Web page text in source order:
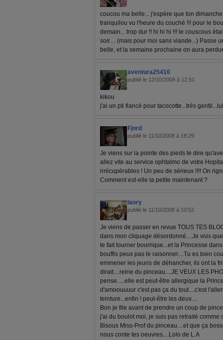
coucou ma belle... j'espère que ton
tranquilou vu l'heure du couché !!! pour le
demain... trop dur !! hi hi hi !!! le couscous
soir.... (mais pour moi sans viande...) Passe
belle, et la semaine prochaine on aura
aventura25410
publié le 12/10/2008 à 12:51
kikou
j'ai un pti fiancé pour tacocotte...très
Fjord
publié le 11/10/2008 à 18:29
Je viens sur la pointe des pieds te dire
allez vite au service ophtalmo de votre
irrécupérables ! Un peu de sérieux !!!! On
Comment est-elle la petite maintenant ?
laory
publié le 11/10/2008 à 10:52
Je viens de passer en revue TOUS TES
dans mon cliquage désordonné....Je vois
te fait tourner bourrique...et la Princesse
bouffis peux pas le raisonner....Tu es bien
emmener les jeuns de déhancher, ils ont la
dirait....reine du pinceau....JE VEUX LES
pense.....elle est peut-être allergique la
d'amoouuuur c'est pas ça du tout....c'est
teinture...enfin ! peut-être les deux....
Bon je file avant de prendre un coup de
j'ai du boulot moi, je suis pas retraité comme
Bisous Miss-Prof du pinceau....et que ça
nous conte tes oeuvres....Lolo de L.A